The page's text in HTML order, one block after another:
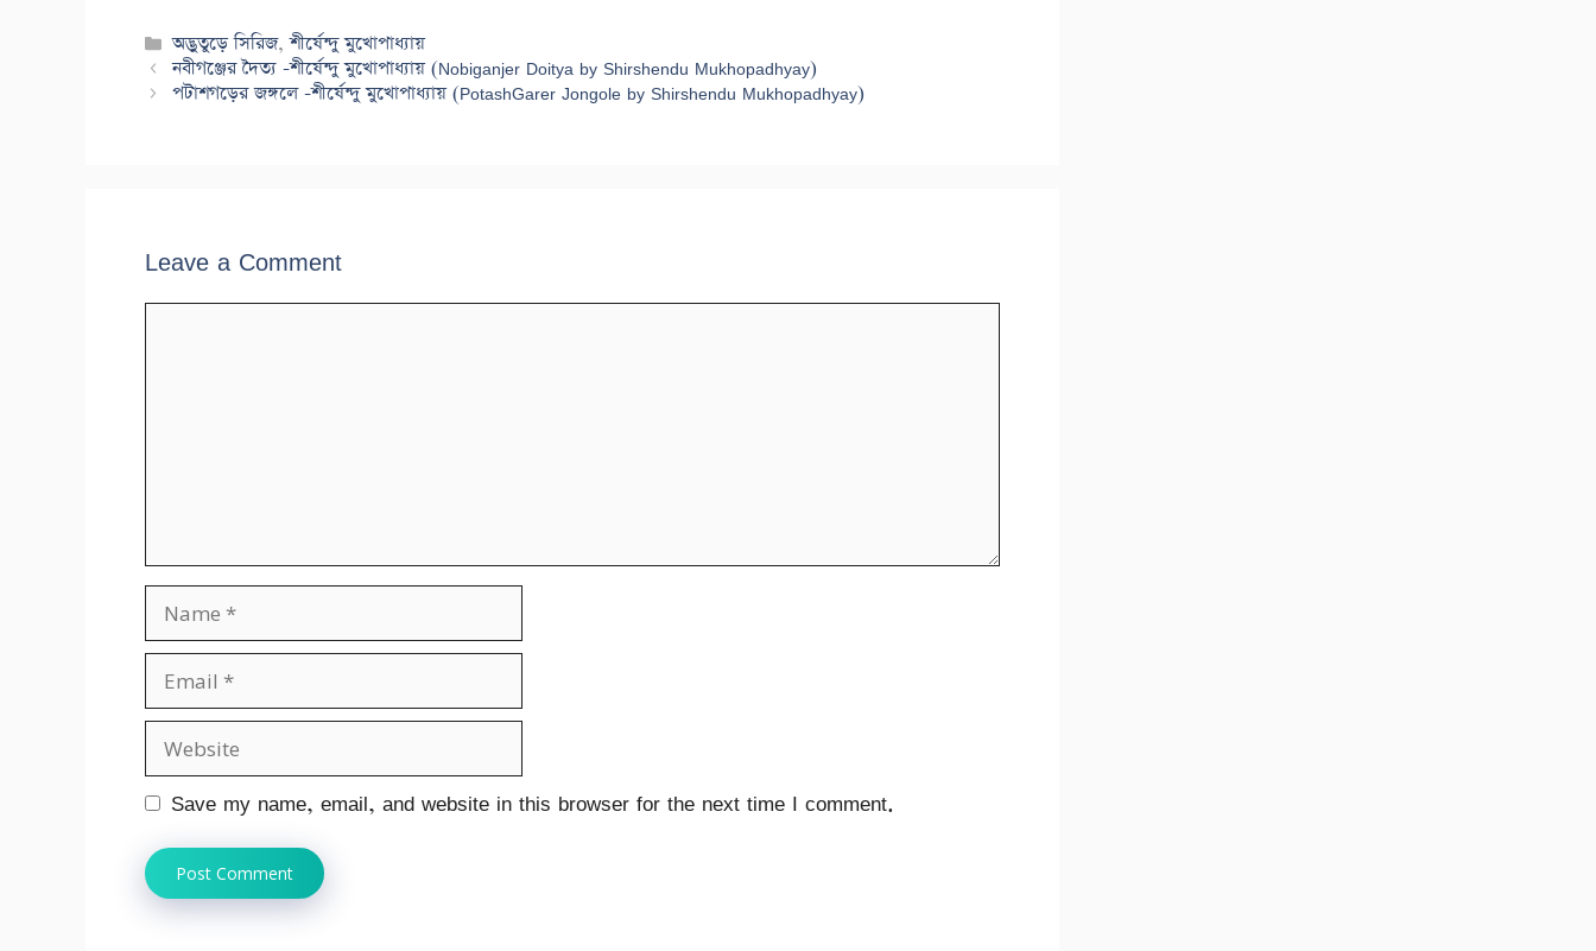
Categories
অদ্ভুতুড়ে সিরিজ,শীর্ষেন্দু মুখোপাধ্যায়
নবীগঞ্জের দৈত্য -শীর্ষেন্দু মুখোপাধ্যায় (Nobiganjer Doitya by Shirshendu Mukhopadhyay)
পটাশগড়ের জঙ্গলে -শীর্ষেন্দু মুখোপাধ্যায় (PotashGarer Jongole by Shirshendu Mukhopadhyay)
Leave a Comment
Name
Email
Website
Save my name, email, and website in this browser for the next time I comment.